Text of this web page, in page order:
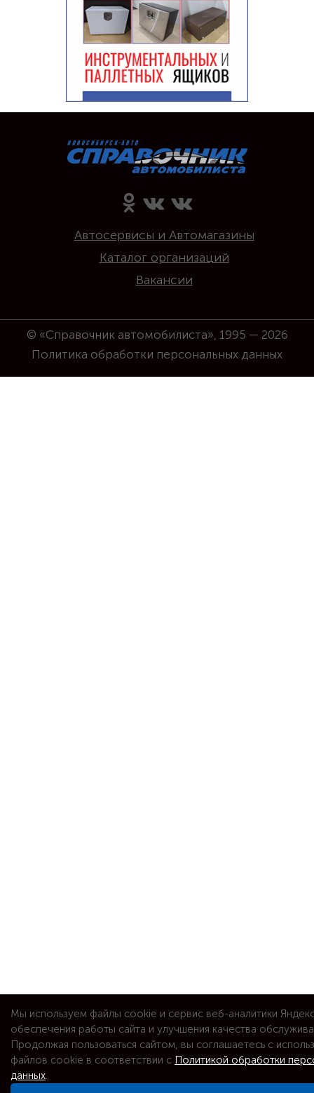
Автосервисы и Автомагазины
Каталог организаций
Вакансии
© «Справочник автомобилиста», 1995 — 2026
Политика обработки персональных данных
Мы используем файлы cookie и сервис веб-аналитики
обеспечения работы сайта и улучшения качества
Продолжая пользоваться сайтом, вы соглашаетесь с
файлов cookie в соответствии с Политикой обработки
данных.